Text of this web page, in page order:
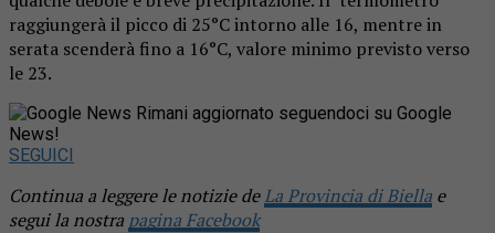
raggiungerà il picco di 25°C intorno alle 16, mentre in
serata scenderà fino a 16°C, valore minimo previsto verso
le 23.
Rimani aggiornato seguendoci su Google
News!
SEGUICI
Continua a leggere le notizie deLa Provincia di Biella e
segui la nostra pagina Facebook